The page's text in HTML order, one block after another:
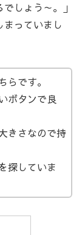
しょう～。」
まっていまし
らです。
ボタンで良
きさなので持
探していま